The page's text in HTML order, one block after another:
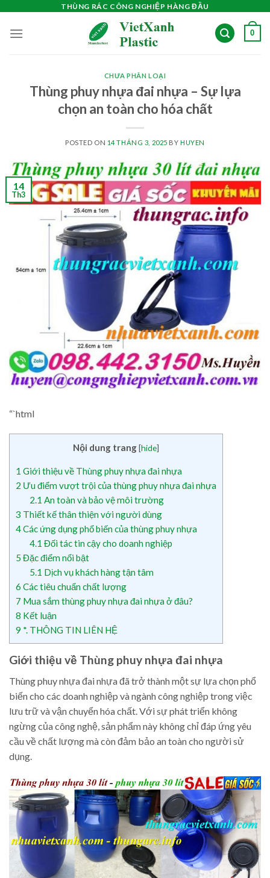
content
THÙNG RÁC CÔNG NGHIỆP HÀNG ĐẦU
0
CHƯA PHÂN LOẠI
Thùng phuy nhựa đai nhựa – Sự lựa
chọn an toàn cho hóa chất
POSTED ON 14 THÁNG 3, 2025 BY HUYEN
14
Th3
“`html
Nội dung trang[hide]
1 Giới thiệu về Thùng phuy nhựa đai nhựa
2 Ưu điểm vượt trội của thùng phuy nhựa đai nhựa
2.1 An toàn và bảo vệ môi trường
3 Thiết kế thân thiện với người dùng
4Các ứng dụng phổ biến của thùng phuy nhựa
4.1 Đối tác tin cậy cho doanh nghiệp
5 Đặc điểm nổi bật
5.1 Dịch vụ khách hàng tận tâm
6 Các tiêu chuẩn chất lượng
7 Mua sắm thùng phuy nhựa đai nhựa ở đâu?
8 Kết luận
9 *. THÔNG TIN LIÊN HỆ
Giới thiệu về Thùng phuy nhựa đai nhựa
Thùng phuy nhựa đai nhựa đã trở thành một sự lựa chọn phổ
biến cho các doanh nghiệp và ngành công nghiệp trong việc
lưu trữ và vận chuyển hóa chất. Với sự phát triển không
ngừng của công nghệ, sản phẩm này không chỉ đáp ứng yêu
cầu về chất lượng mà còn đảm bảo an toàn cho người sử
dụng.